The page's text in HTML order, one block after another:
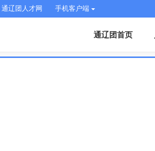
通辽团人才网 手机客户端
通辽团首页